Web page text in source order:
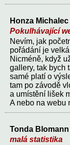
Honza Michalec
Pokulhávající
Nevím, jak
pořádání je
Nicméně, když
gallery, tak bych
samé platí o
tam po závodě
a umístění lišek
A nebo na webu
Tonda Blomann
malá statistika